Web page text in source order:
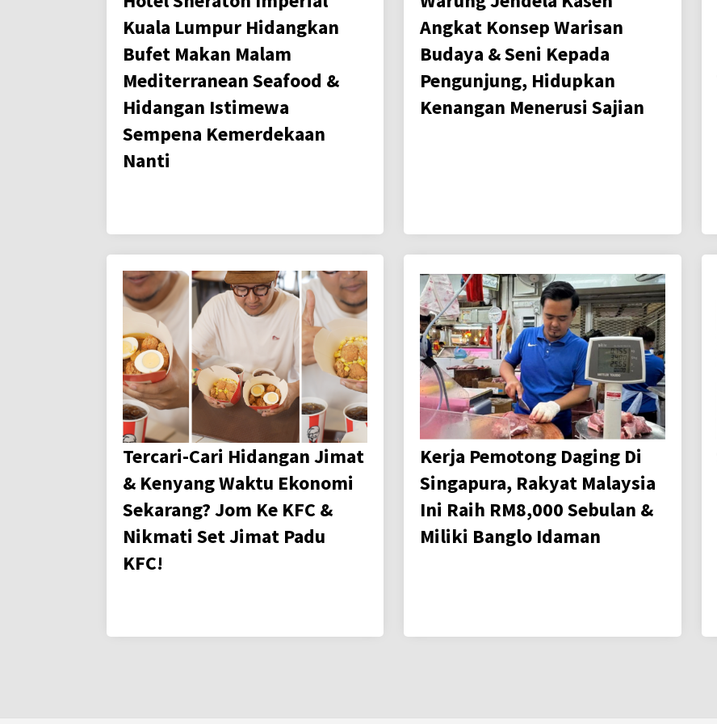
Kuala Lumpur Hidangkan
Bufet Makan Malam
Mediterranean Seafood &
Hidangan Istimewa
Sempena Kemerdekaan
Nanti
Angkat Konsep Warisan
Budaya & Seni Kepada
Pengunjung, Hidupkan
Kenangan Menerusi Sajian
Tercari-Cari Hidangan Jimat
& Kenyang Waktu Ekonomi
Sekarang? Jom Ke KFC &
Nikmati Set Jimat Padu
KFC!
Kerja Pemotong Daging Di
Singapura, Rakyat Malaysia
Ini Raih RM8,000 Sebulan &
Miliki Banglo Idaman